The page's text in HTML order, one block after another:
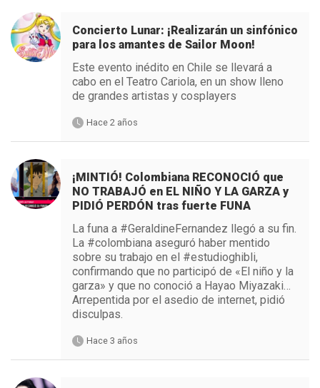
Concierto Lunar: ¡Realizarán un sinfónico
para los amantes de Sailor Moon!
Este evento inédito en Chile se llevará a
cabo en el Teatro Cariola, en un show lleno
de grandes artistas y cosplayers
Hace 2 años
¡MINTIÓ! Colombiana RECONOCIÓ que
NO TRABAJÓ en EL NIÑO Y LA GARZA y
PIDIÓ PERDÓN tras fuerte FUNA
La funa a #GeraldineFernandez llegó a su fin.
La #colombiana aseguró haber mentido
sobre su trabajo en el #estudioghibli,
confirmando que no participó de «El niño y la
garza» y que no conoció a Hayao Miyazaki…
Arrepentida por el asedio de internet, pidió
disculpas.
Hace 3 años